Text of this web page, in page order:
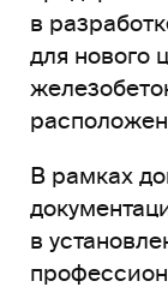
в
для нового
В рамках
в